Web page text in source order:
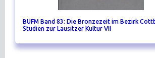
BUFM Band 83: Die Bronzezeit im Bezirk
Studien zur Lausitzer Kultur VII